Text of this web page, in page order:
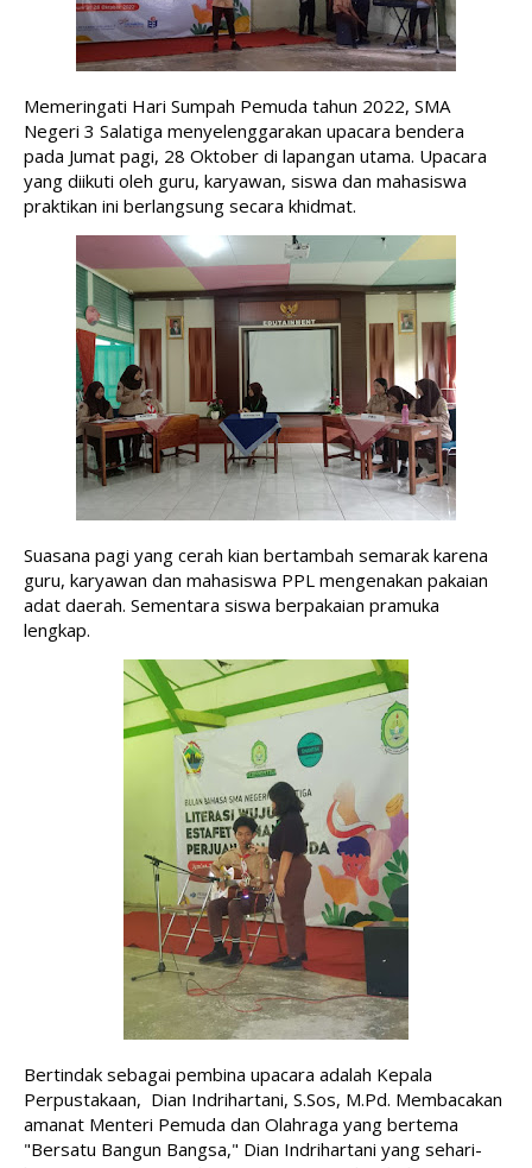
Memeringati Hari Sumpah Pemuda tahun 2022, SMA
Negeri 3 Salatiga menyelenggarakan upacara bendera
pada Jumat pagi, 28 Oktober di lapangan utama. Upacara
yang diikuti oleh guru, karyawan, siswa dan mahasiswa
praktikan ini berlangsung secara khidmat.
Suasana pagi yang cerah kian bertambah semarak karena
guru, karyawan dan mahasiswa PPL mengenakan pakaian
adat daerah. Sementara siswa berpakaian pramuka
lengkap.
Bertindak sebagai pembina upacara adalah Kepala
Perpustakaan,  Dian Indrihartani, S.Sos, M.Pd. Membacakan
amanat Menteri Pemuda dan Olahraga yang bertema
"Bersatu Bangun Bangsa," Dian Indrihartani yang sehari-